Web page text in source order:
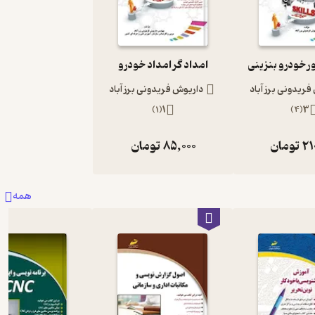
خودرو بنزینی
برز آباد
3
(
4
)
تومان
امداد گر امداد خودرو
داریوش فریدونی برز آباد
1
(
1
)
85,000تومان
همه